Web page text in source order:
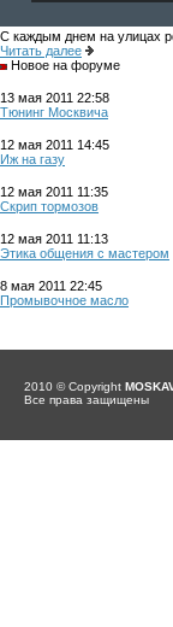
С каждым днем на улицах
Читать далее
Новое на форуме
13 мая 2011 22:58
Тюнинг Москвича
12 мая 2011 14:45
Иж на газу
12 мая 2011 11:35
Скрип тормозов
12 мая 2011 11:13
Этика общения с мастером
8 мая 2011 22:45
Промывочное масло
2010 © Copyright
Все права защищены